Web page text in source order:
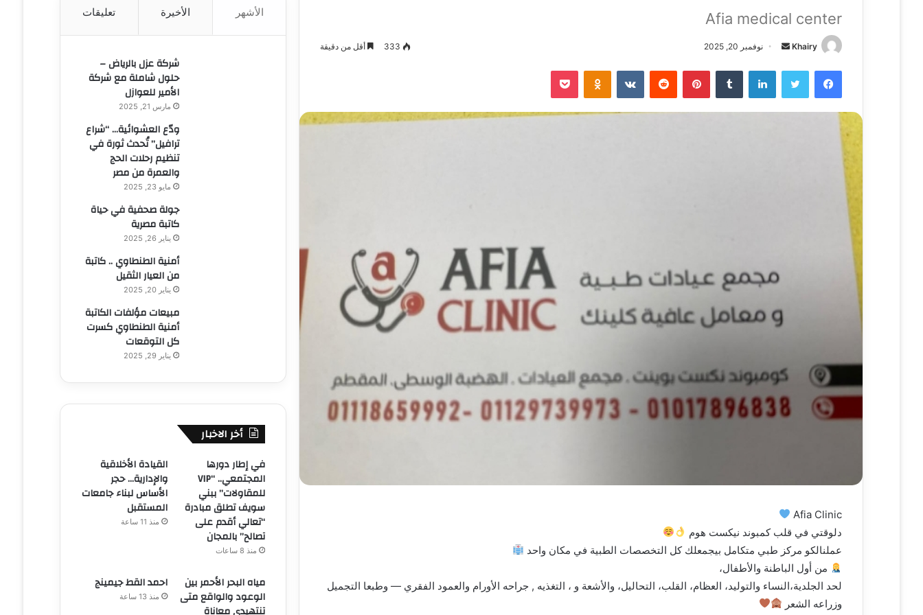
Afia medical center
Khairy
أ
ل
ب
و
ي
ا
نوفمبر 20, 2025 333 أقل من دقيقة
فيسبوك تويتر لينكدإن ‏Tumblr بينتيريست ‏Reddit
‏VKontakte
Odnoklassniki بوكيت
Afia Clinic
دلوقتي في قلب كمبوند نيكست هوم
عملنالكو مركز طبي متكامل بيجمعلك كل التخصصات الطبية في مكان واحد
من أول الباطنة والأطفال،
لحد الجلدية،النساء والتوليد، العظام، القلب، التحاليل، والأشعة و ، التغذيه , جراحه الأورام والعمود الفقري — وطبعا التجميل
وزراعه الشعر
الأشهر الأخيرة تعليقات
شركة عزل بالرياض –
حلول شاملة مع شركة
الأمير للعوازل
مارس 21, 2025
ودّع العشوائية… “شراع
ترافيل” تُحدث ثورة في
تنظيم رحلات الحج
والعمرة من مصر
مايو 23, 2025
جولة صحفية في حياة
كاتبة مصرية
يناير 26, 2025
أمنية الطنطاوي .. كاتبة
من العيار الثقيل
يناير 20, 2025
مبيعات مؤلفات الكاتبة
أمنية الطنطاوي كسرت
كل التوقعات
يناير 29, 2025
أخر الاخبار
في إطار دورها
المجتمعي.. “VIP
للمقاولات” ببني
سويف تطلق مبادرة
“تعالي أقدم على
تصالح” بالمجان
منذ 8 ساعات
القيادة الأخلاقية
والإدارية… حجر
الأساس لبناء جامعات
المستقبل
منذ 11 ساعة
مياه البحر الأحمر بين
الوعود والواقع متى
احمد القط جيمينج
منذ 13 ساعة